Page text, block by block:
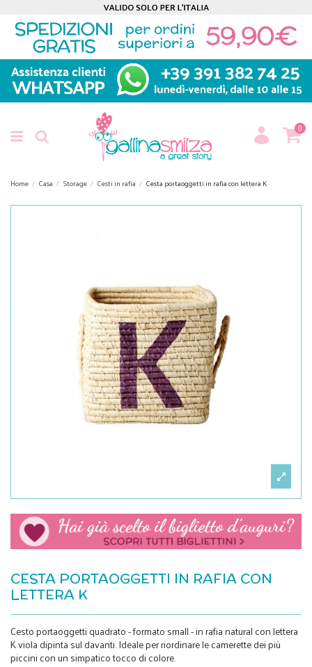
0
Home Casa Storage Cesti in rafia Cesta portaoggetti in rafia con lettera K
CESTA PORTAOGGETTI IN RAFIA CON
LETTERA K
Cesto portaoggetti quadrato - formato small - in rafia natural con lettera
K viola dipinta sul davanti. Ideale per riordinare le camerette dei più
piccini con un simpatico tocco di colore.